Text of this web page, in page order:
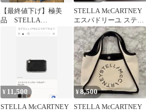
【最終値下げ】極美
品 STELLA
McCARTNEY 半袖 ワン
STELLA McCARTNEY
エスパドリーユ ステラ
サンダル ローファー
¥ 11,500
STELLA McCARTNEY
¥8,500
STELLA McCARTNEY